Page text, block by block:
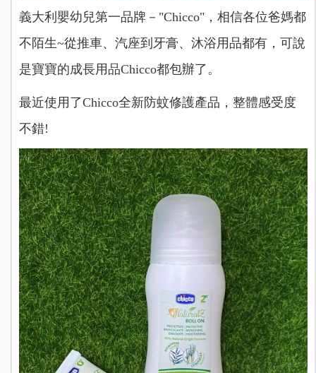
義大利嬰幼兒第一品牌－"Chicco"，相信各位爸媽都
不陌生~從推車、汽座到牙膏、沐浴用品都有，可說
是寶寶的成長用品Chicco都包辦了。
最近使用了Chicco全新防蚊修護產品，整體感受度
不錯!